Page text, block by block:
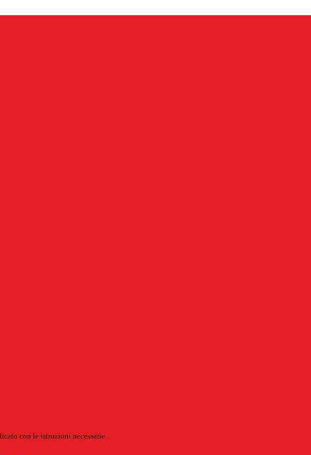
con le istruzioni necessarie.